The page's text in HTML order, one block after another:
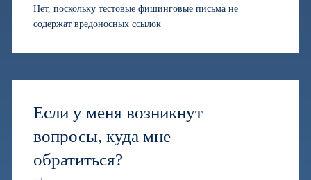
Нет, поскольку тестовые фишинговые письма не
содержат вредоносных ссылок
Если у меня возникнут
вопросы, куда мне
обратиться?